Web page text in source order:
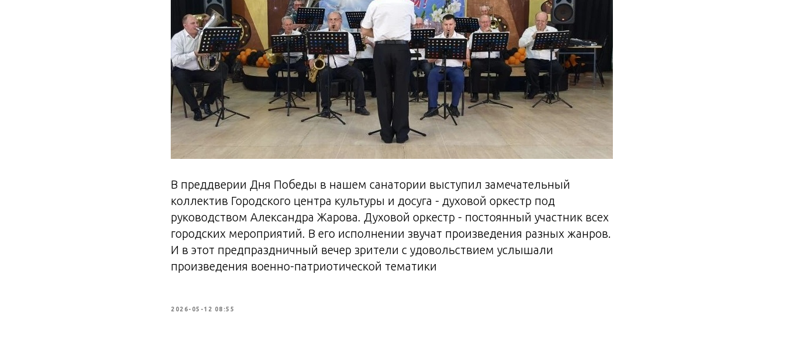
В преддверии Дня Победы в нашем санатории выступил замечательный
коллектив Городского центра культуры и досуга - духовой оркестр под
руководством Александра Жарова. Духовой оркестр - постоянный участник всех
городских мероприятий. В его исполнении звучат произведения разных жанров.
И в этот предпраздничный вечер зрители с удовольствием услышали
произведения военно-патриотической тематики
2026-05-12 08:55